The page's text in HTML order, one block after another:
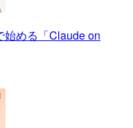
始める「Claude on